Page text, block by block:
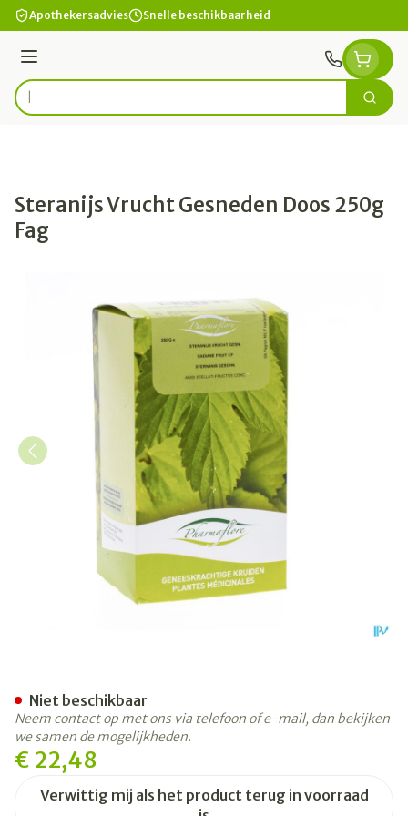
Ga naar de inhoud
Apothekersadvies Snelle beschikbaarheid
Menu
Product, merk, categorie... Zoek
Steranijs Vrucht Gesneden Doos 250g
Fag
€ 22,48
Verwittig mij als het product terug in voorraad
Niet beschikbaar
Neem contact op met ons via telefoon of e-mail, dan bekijken
we samen de mogelijkheden.